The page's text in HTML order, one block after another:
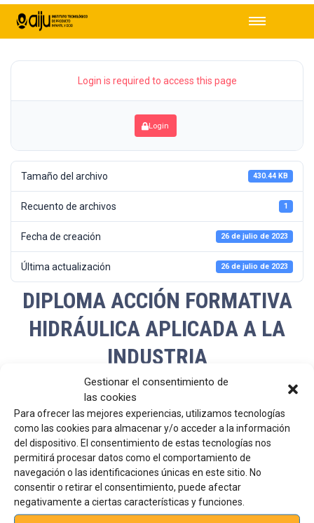
Gestionar el consentimiento de
las cookies
Para ofrecer las mejores experiencias, utilizamos tecnologías
como las cookies para almacenar y/o acceder a la información
del dispositivo. El consentimiento de estas tecnologías nos
permitirá procesar datos como el comportamiento de
navegación o las identificaciones únicas en este sitio. No
consentir o retirar el consentimiento, puede afectar
negativamente a ciertas características y funciones.
Login is required to access this page
Login
Tamaño del archivo 430.44 KB
Recuento de archivos 1
Fecha de creación 26 de julio de 2023
Última actualización 26 de julio de 2023
DIPLOMA ACCIÓN FORMATIVA
HIDRÁULICA APLICADA A LA
INDUSTRIA
Sedecentral
Avda. de la Industria 23